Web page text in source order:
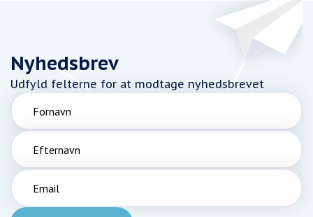
Nyhedsbrev
Udfyld felterne for at modtage nyhedsbrevet
Fornavn
Efternavn
Email